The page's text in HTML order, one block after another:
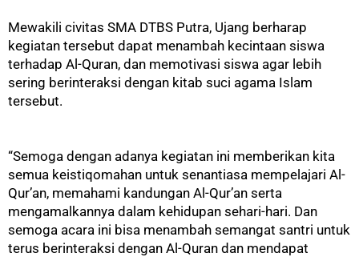
Mewakili civitas SMA DTBS Putra, Ujang berharap
kegiatan tersebut dapat menambah kecintaan siswa
terhadap Al-Quran, dan memotivasi siswa agar lebih
sering berinteraksi dengan kitab suci agama Islam
tersebut.
“Semoga dengan adanya kegiatan ini memberikan kita
semua keistiqomahan untuk senantiasa mempelajari Al-
Qur’an, memahami kandungan Al-Qur’an serta
mengamalkannya dalam kehidupan sehari-hari. Dan
semoga acara ini bisa menambah semangat santri untuk
terus berinteraksi dengan Al-Quran dan mendapat